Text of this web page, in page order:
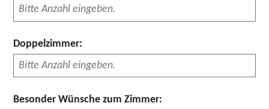
Doppelzimmer:
Besonder Wünsche zum Zimmer: